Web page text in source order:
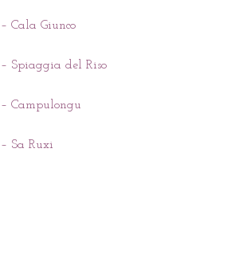
– Cala Giunco
– Spiaggia del Riso
– Campulongu
– Sa Ruxi